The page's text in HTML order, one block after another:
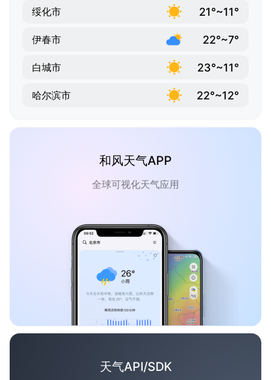
绥化市 21°~11°
伊春市 22°~7°
白城市 23°~11°
哈尔滨市 22°~12°
和风天气APP
全球可视化天气应用
天气API/SDK